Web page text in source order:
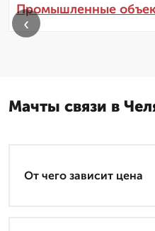
Промышленные
‹
Мачты связи в
От чего зависит цена